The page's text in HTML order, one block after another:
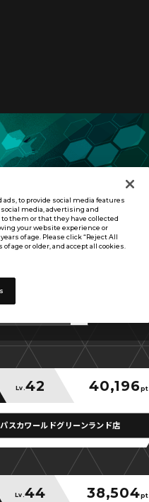
Lv.42 40,196 pt
パスカワールドグリーンランド店
Lv.44 38,504pt
to provide social media features
media, advertising and
them or that they have collected
your website experience or
of age. Please click “Reject All
of age or older, and accept all cookies.